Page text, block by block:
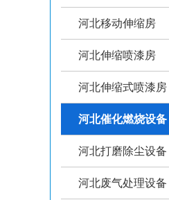
河北移动伸缩房
河北伸缩喷漆房
河北伸缩式喷漆房
河北催化燃烧设备
河北打磨除尘设备
河北废气处理设备